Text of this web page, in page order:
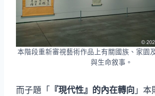
本階段重新審視藝術作品上有關國族、家園
與生命敘事。
而子題「 『現代性』的內在轉向 」本